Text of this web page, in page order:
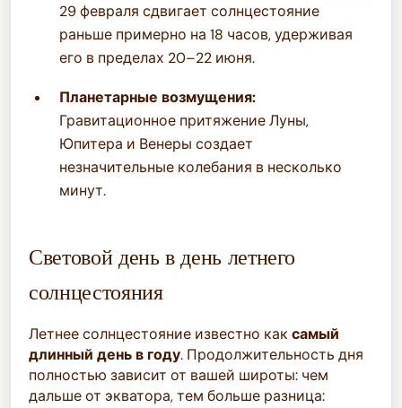
29 февраля сдвигает солнцестояние
раньше примерно на 18 часов, удерживая
его в пределах 20–22 июня.
Планетарные возмущения:
Гравитационное притяжение Луны,
Юпитера и Венеры создает
незначительные колебания в несколько
минут.
Световой день в день летнего
солнцестояния
Летнее солнцестояние известно каксамый
длинный день в году. Продолжительность дня
полностью зависит от вашей широты: чем
дальше от экватора, тем больше разница: